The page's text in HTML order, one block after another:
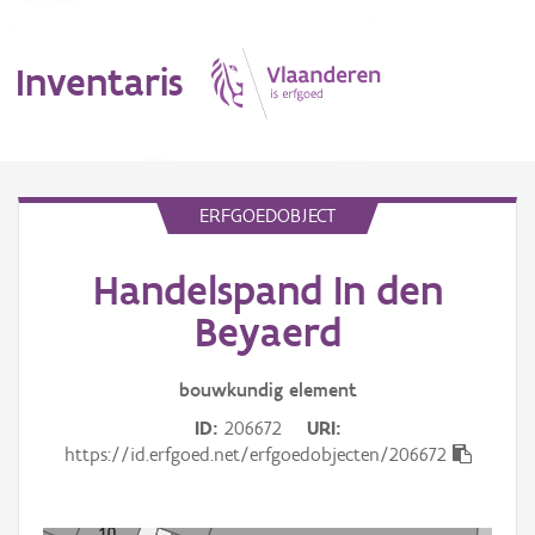
Inventaris
Erfgoedobject
ERFGOEDOBJECT
Handelspand In den
Beyaerd
bouwkundig element
ID 206672
URI
https://id.erfgoed.net/erfgoedobjecten/206672